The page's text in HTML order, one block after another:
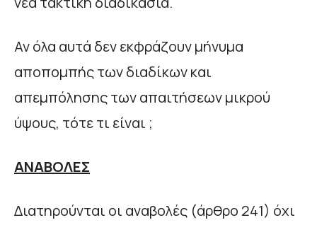
Αν όλα αυτά δεν εκφράζουν μήνυμα
αποπομπής των διαδίκων και
απεμπόλησης των απαιτήσεων μικρού
ύψους, τότε τι είναι ;
ΑΝΑΒΟΛΕΣ
Διατηρούνται οι αναβολές (άρθρο 241) όχι